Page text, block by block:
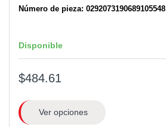
Número de pieza: 0292073190689105548
Disponible
$484.61
Ver opciones